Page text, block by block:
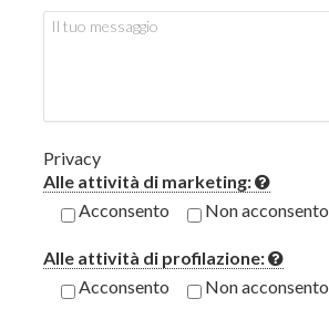
Privacy
Alle attività di marketing:
Acconsento
Non acconsento
Alle attività di profilazione:
Acconsento
Non acconsento